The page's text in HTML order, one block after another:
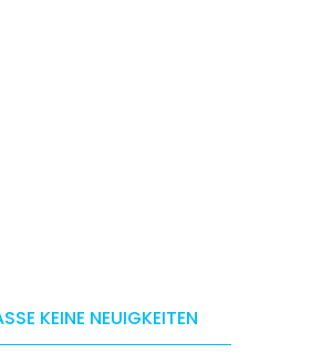
KEINE NEUIGKEITEN